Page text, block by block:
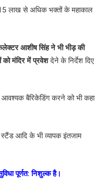
लाख से अधिक भक्तों के महाकाल
आशीष सिंह ने भी भीड़ की
को मंदिर में प्रवेशदेने के निर्देश दिए
बैरिकेडिंग करने को भी कहा
आदि के भी व्यापक इंतजाम
पूर्णत: निशुल्क है।